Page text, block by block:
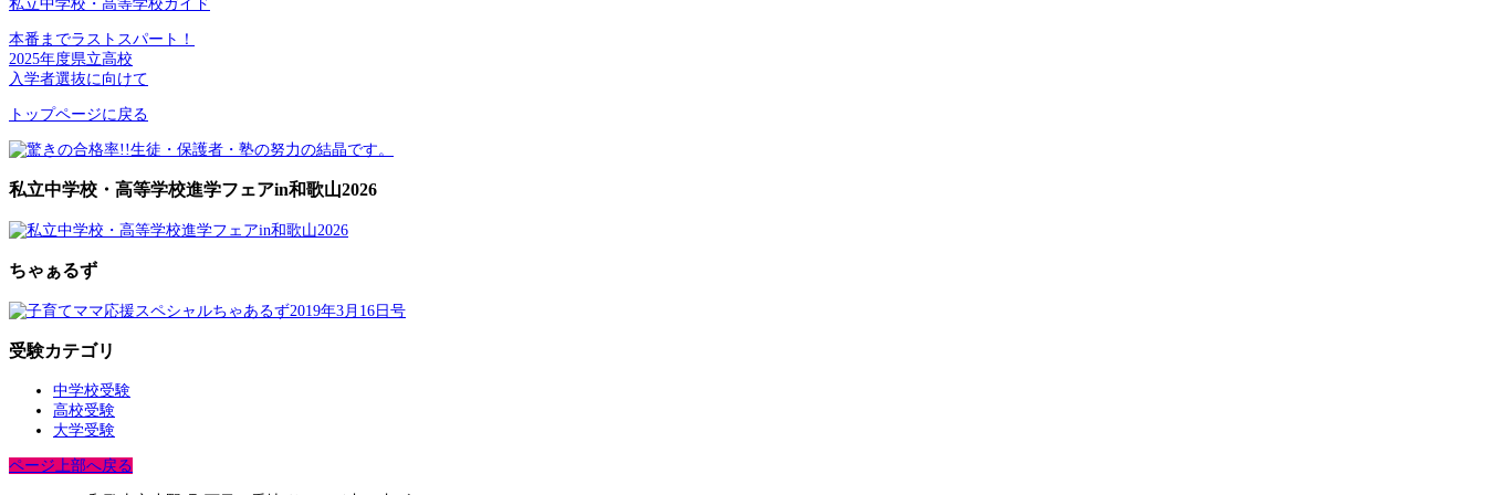
私立中学校・高等学校ガイド
本番までラストスパート！
2025年度県立高校
入学者選抜に向けて
トップページに戻る
私立中学校・高等学校進学フェアin和歌山2026
ちゃぁるず
受験カテゴリ
中学校受験
高校受験
大学受験
ページ上部へ戻る